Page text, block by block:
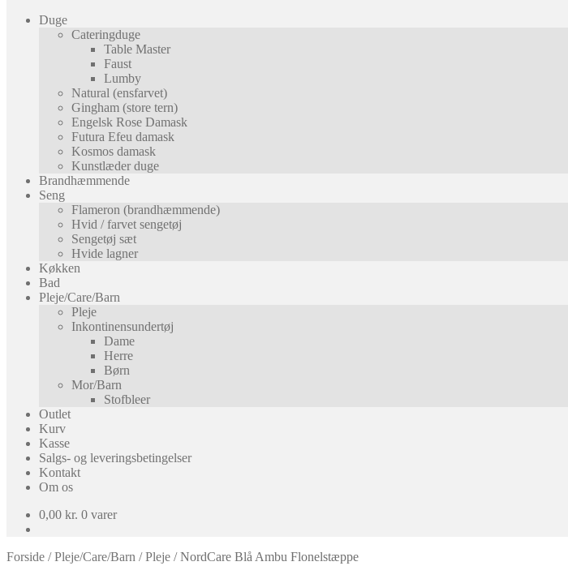
Duge
Cateringduge
Table Master
Faust
Lumby
Natural (ensfarvet)
Gingham (store tern)
Engelsk Rose Damask
Futura Efeu damask
Kosmos damask
Kunstlæder duge
Brandhæmmende
Seng
Flameron (brandhæmmende)
Hvid / farvet sengetøj
Sengetøj sæt
Hvide lagner
Køkken
Bad
Pleje/Care/Barn
Pleje
Inkontinensundertøj
Dame
Herre
Børn
Mor/Barn
Stofbleer
Outlet
Kurv
Kasse
Salgs- og leveringsbetingelser
Kontakt
Om os
0,00 kr. 0 varer
Forside /Pleje/Care/Barn /Pleje /NordCare Blå Ambu Flonelstæppe